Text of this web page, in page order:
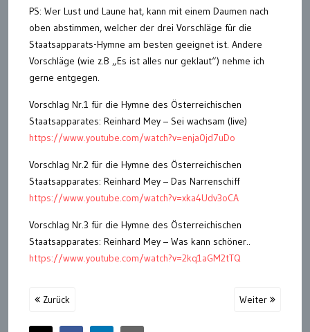
PS: Wer Lust und Laune hat, kann mit einem Daumen nach
oben abstimmen, welcher der drei Vorschläge für die
Staatsapparats-Hymne am besten geeignet ist. Andere
Vorschläge (wie z.B „Es ist alles nur geklaut“) nehme ich
gerne entgegen.
Vorschlag Nr.1 für die Hymne des Österreichischen
Staatsapparates: Reinhard Mey – Sei wachsam (live)
https://www.youtube.com/watch?v=enja0jd7uDo
Vorschlag Nr.2 für die Hymne des Österreichischen
Staatsapparates: Reinhard Mey – Das Narrenschiff
https://www.youtube.com/watch?v=xka4Udv3oCA
Vorschlag Nr.3 für die Hymne des Österreichischen
Staatsapparates: Reinhard Mey – Was kann schöner..
https://www.youtube.com/watch?v=2kq1aGM2tTQ
Zurück Weiter